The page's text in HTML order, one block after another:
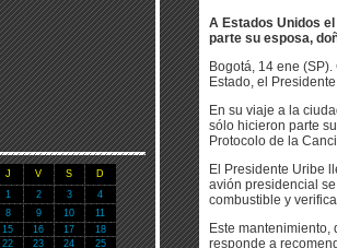
J V S
D
1
2 3
4
8 9 10
11
15 16 17
18
22 23 24
25
A Estados Unidos
parte su esposa,
Bogotá, 14 ene
Estado, el
En su viaje a la
sólo hicieron parte
Protocolo de la
El Presidente Uribe
avión presidencial
combustible y
Este
responde a